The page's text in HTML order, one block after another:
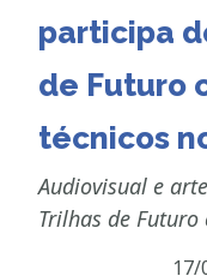
participa
de Futuro
técnicos
Audiovisual e
Trilhas de
17/